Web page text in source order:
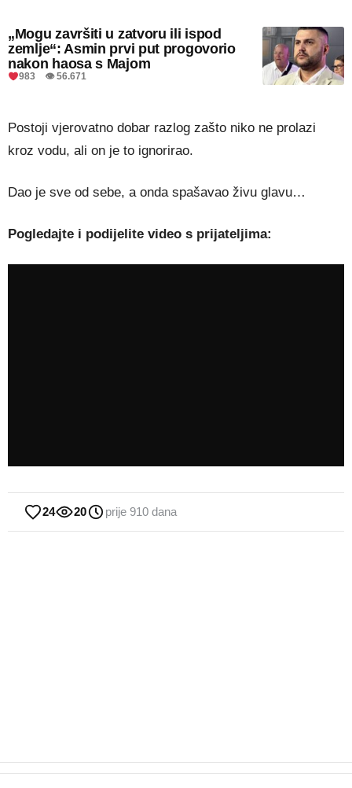
„Mogu završiti u zatvoru ili ispod
zemlje“: Asmin prvi put progovorio
nakon haosa s Majom
983 👁 56.671
Postoji vjerovatno dobar razlog zašto niko ne prolazi
kroz vodu, ali on je to ignorirao.
Dao je sve od sebe, a onda spašavao živu glavu…
Pogledajte i podijelite video s prijateljima:
24 20 prije 910 dana